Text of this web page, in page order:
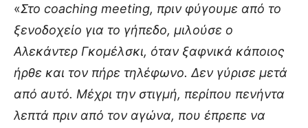
«Στο coaching meeting, πριν φύγουμε από το
ξενοδοχείο για το γήπεδο, μιλούσε ο
Αλεκάντερ Γκομέλσκι, όταν ξαφνικά κάποιος
ήρθε και τον πήρε τηλέφωνο. Δεν γύρισε μετά
από αυτό. Μέχρι την στιγμή, περίπου πενήντα
λεπτά πριν από τον αγώνα, που έπρεπε να